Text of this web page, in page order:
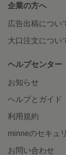
企業の方へ
広告出稿につい
大口注文につい
ヘルプセンター
お知らせ
ヘルプとガイド
利用規約
minneのセキュ
お問い合わせ